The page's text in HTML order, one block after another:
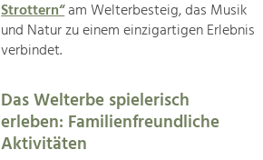
Strottern“am Welterbesteig, das Musik
und Natur zu einem einzigartigen Erlebnis
verbindet.
Das Welterbe spielerisch
erleben: Familienfreundliche
Aktivitäten